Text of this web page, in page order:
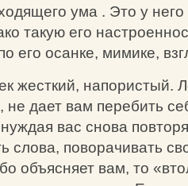
ума . Это у него
такую его
его осанке, мимике,
жесткий, напористый.
не дает вам перебить
вас снова
слова, поворачивать
объясняет вам, то